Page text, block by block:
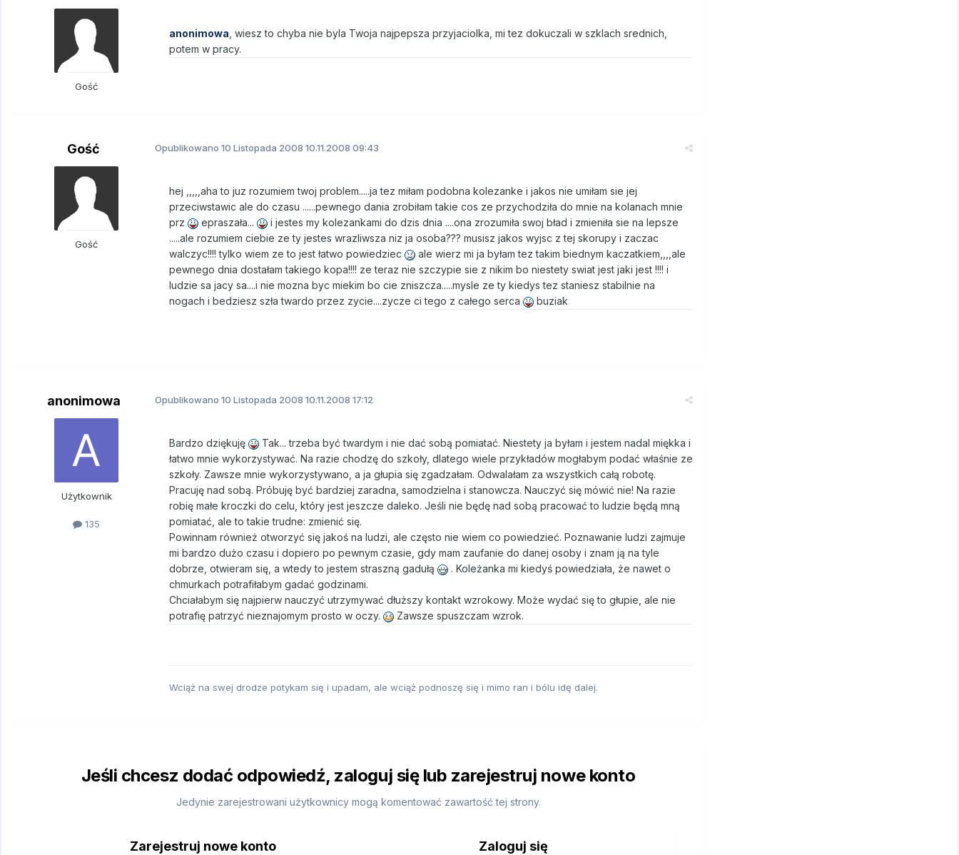
Gość
anonimowa , wiesz to chyba nie byla Twoja najpepsza przyjaciolka, mi tez dokuczali w szklach srednich,
potem w pracy.
Gość
Gość
Opublikowano 10 Listopada 2008 10.11.2008 09:43
hej ,,,,,aha to juz rozumiem twoj problem.....ja tez miłam podobna kolezanke i jakos nie umiłam sie jej
przeciwstawic ale do czasu ......pewnego dania zrobiłam takie cos ze przychodziła do mnie na kolanach mnie
prz
epraszała...
i jestes my kolezankami do dzis dnia ....ona zrozumiła swoj bład i zmieniła sie na lepsze
.....ale rozumiem ciebie ze ty jestes wrazliwsza niz ja osoba??? musisz jakos wyjsc z tej skorupy i zaczac
walczyc!!!! tylko wiem ze to jest łatwo powiedziec
ale wierz mi ja byłam tez takim biednym kaczatkiem,,,,ale
pewnego dnia dostałam takiego kopa!!!! ze teraz nie szczypie sie z nikim bo niestety swiat jest jaki jest !!!! i
ludzie sa jacy sa....i nie mozna byc miekim bo cie zniszcza.....mysle ze ty kiedys tez staniesz stabilnie na
nogach i bedziesz szła twardo przez zycie....zycze ci tego z całego serca
buziak
anonimowa
Użytkownik
135
Opublikowano 10 Listopada 2008 10.11.2008 17:12
Bardzo dziękuję
Tak... trzeba być twardym i nie dać sobą pomiatać. Niestety ja byłam i jestem nadal miękka i
łatwo mnie wykorzystywać. Na razie chodzę do szkoły, dlatego wiele przykładów mogłabym podać właśnie ze
szkoły. Zawsze mnie wykorzystywano, a ja głupia się zgadzałam. Odwalałam za wszystkich całą robotę.
Pracuję nad sobą. Próbuję być bardziej zaradna, samodzielna i stanowcza. Nauczyć się mówić nie! Na razie
robię małe kroczki do celu, który jest jeszcze daleko. Jeśli nie będę nad sobą pracować to ludzie będą mną
pomiatać, ale to takie trudne: zmienić się.
Powinnam również otworzyć się jakoś na ludzi, ale często nie wiem co powiedzieć. Poznawanie ludzi zajmuje
mi bardzo dużo czasu i dopiero po pewnym czasie, gdy mam zaufanie do danej osoby i znam ją na tyle
dobrze, otwieram się, a wtedy to jestem straszną gadułą
. Koleżanka mi kiedyś powiedziała, że nawet o
chmurkach potrafiłabym gadać godzinami.
Chciałabym się najpierw nauczyć utrzymywać dłuższy kontakt wzrokowy. Może wydać się to głupie, ale nie
potrafię patrzyć nieznajomym prosto w oczy.
Zawsze spuszczam wzrok.
Wciąż na swej drodze potykam się i upadam, ale wciąż podnoszę się i mimo ran i bólu idę dalej.
Jeśli chcesz dodać odpowiedź, zaloguj się lub zarejestruj nowe konto
Jedynie zarejestrowani użytkownicy mogą komentować zawartość tej strony.
Zarejestruj nowe konto Zaloguj się